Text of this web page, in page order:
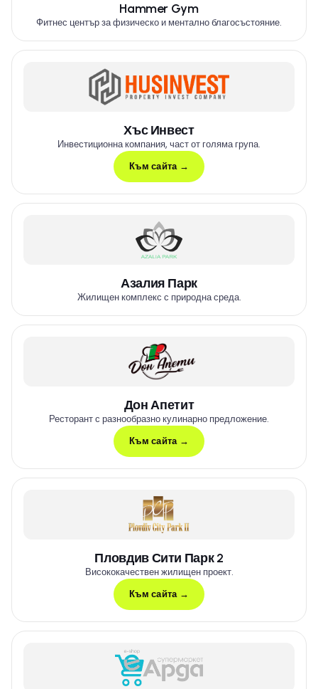
Hammer Gym
Фитнес център за физическо и ментално благосъстояние.
Хъс Инвест
Инвестиционна компания, част от голяма група.
Към сайта →
Азалия Парк
Жилищен комплекс с природна среда.
Дон Апетит
Ресторант с разнообразно кулинарно предложение.
Към сайта →
Пловдив Сити Парк 2
Висококачествен жилищен проект.
Към сайта →